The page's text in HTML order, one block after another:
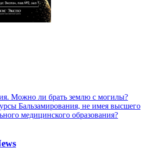
Можно ли брать землю с могилы?
Бальзамирования, не имея высшего
медицинского образования?